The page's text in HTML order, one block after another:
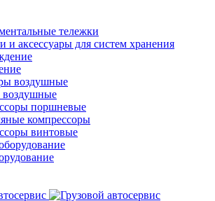
тележки
и аксессуары для систем хранения
воздушные
поршневые
компрессоры
винтовые